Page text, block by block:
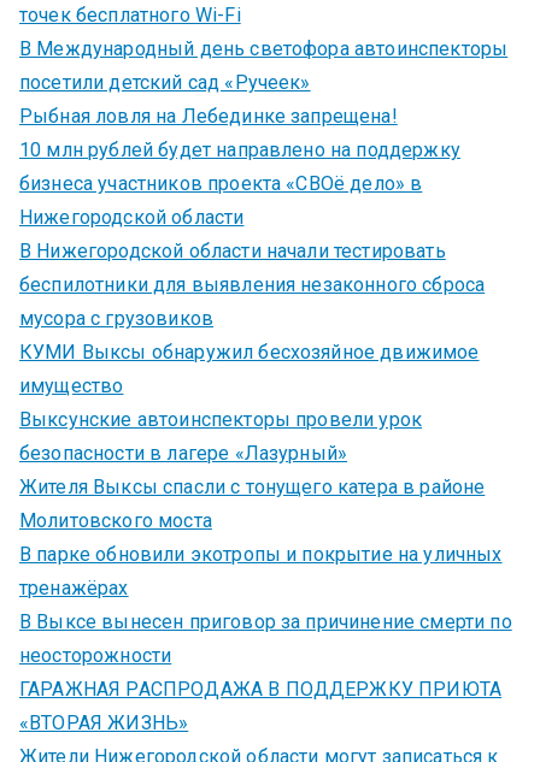
точек бесплатного Wi-Fi
В Международный день светофора автоинспекторы
посетили детский сад «Ручеек»
Рыбная ловля на Лебединке запрещена!
10 млн рублей будет направлено на поддержку
бизнеса участников проекта «СВОё дело» в
Нижегородской области
В Нижегородской области начали тестировать
беспилотники для выявления незаконного сброса
мусора с грузовиков
КУМИ Выксы обнаружил бесхозяйное движимое
имущество
Выксунские автоинспекторы провели урок
безопасности в лагере «Лазурный»
Жителя Выксы спасли с тонущего катера в районе
Молитовского моста
В парке обновили экотропы и покрытие на уличных
тренажёрах
В Выксе вынесен приговор за причинение смерти по
неосторожности
ГАРАЖНАЯ РАСПРОДАЖА В ПОДДЕРЖКУ ПРИЮТА
«ВТОРАЯ ЖИЗНЬ»
Жители Нижегородской области могут записаться к